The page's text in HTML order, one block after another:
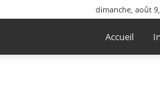
dimanche, août
Accueil